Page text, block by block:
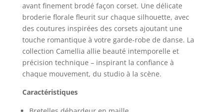
avant finement brodé façon corset. Une délicate
broderie florale fleurit sur chaque silhouette, avec
des coutures inspirées des corsets ajoutant une
touche romantique à votre garde-robe de danse. La
collection Camellia allie beauté intemporelle et
précision technique – inspirant la confiance à
chaque mouvement, du studio à la scène.
Caractéristiques